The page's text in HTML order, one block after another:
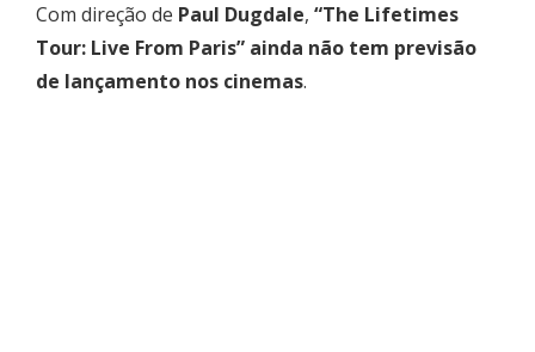
Com direção de Paul Dugdale, “The Lifetimes
Tour: Live From Paris” ainda não tem previsão
de lançamento nos cinemas.